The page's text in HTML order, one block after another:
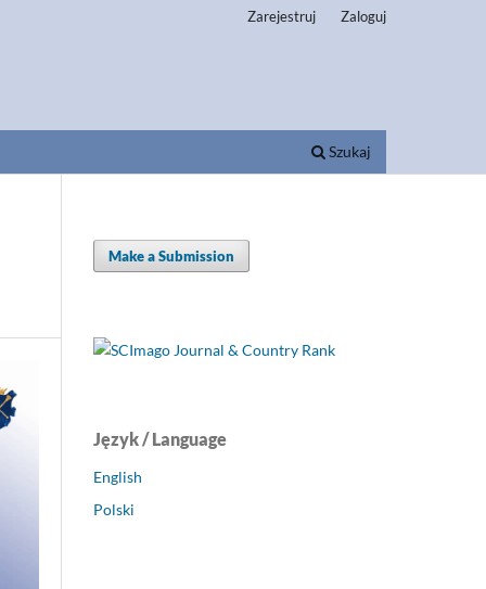
Szukaj
Zarejestruj Zaloguj
Make a Submission
Język / Language
English
Polski